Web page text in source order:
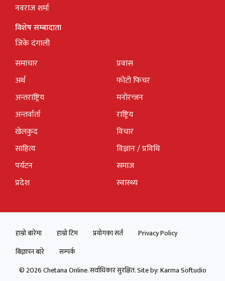
नवराज शर्मा
विशेष सम्बादाता
जिके दंगाली
समाचार
अर्थ
अन्तराष्ट्रिय
अन्तर्वार्ता
खेलकुद
साहित्य
पर्यटन
प्रदेश
प्रवास
फोटो फिचर
मनोरन्जन
राष्ट्रिय
विचार
विज्ञान / प्रविधि
समाज
स्वास्थ्य
हाम्रो बारेमा हाम्रो टिम प्रयोगका सर्त
Privacy Policy
बिज्ञापन बारे
सम्पर्क
© 2026 Chetana Online. सर्वाधिकार सुरक्षित. Site by:Karma Softudio